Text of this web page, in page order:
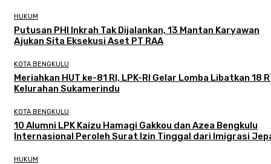
HUKUM
Putusan PHI Inkrah Tak Dijalankan, 13 Mantan Karyawan
Ajukan Sita Eksekusi Aset PT RAA
KOTA BENGKULU
Meriahkan HUT ke-81 RI, LPK-RI Gelar Lomba Libatkan 18
Kelurahan Sukamerindu
KOTA BENGKULU
‎10 Alumni LPK Kaizu Hamagi Gakkou dan Azea Bengkulu
Internasional Peroleh Surat Izin Tinggal dari Imigrasi
HUKUM